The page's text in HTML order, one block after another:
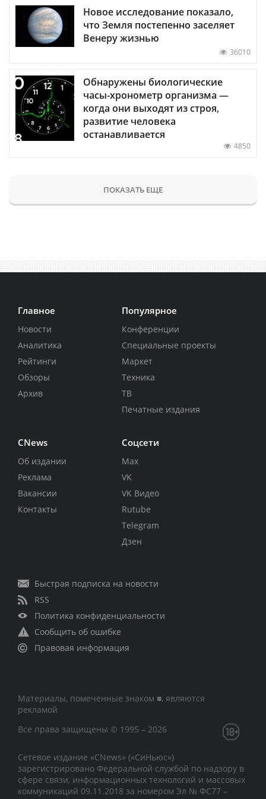
Новое исследование показало,
что Земля постепенно заселяет
Венеру жизнью
36010
Обнаружены биологические
часы-хронометр организма —
когда они выходят из строя,
развитие человека
останавливается
4850
ПОКАЗАТЬ ЕЩЕ
Главное
Новости
Аналитика
Рейтинги
Обзоры
Архив
Популярное
Конференции
Специальные проекты
Маркет
Техника
ТВ
Печатные издания
CNews
Об издании
Реклама
Вакансии
Контакты
Соцсети
Max
VK
VK Видео
Rutube
Telegram
Дзен
Быстрая подписка на новости
RSS
Политика конфиденциальности
Сообщить об ошибке
Правовая информация
Материалы, помеченные знаком ■, являются
рекламой
Все права защищены © 1995 – 2026
Сетевое издание «CNews» («СиНьюс»)
зарегистрировано Федеральной службой по надзору в
сфере связи, информационных технологий и массовых
коммуникаций 09.11.2018 за номером Эл № ФС77 –